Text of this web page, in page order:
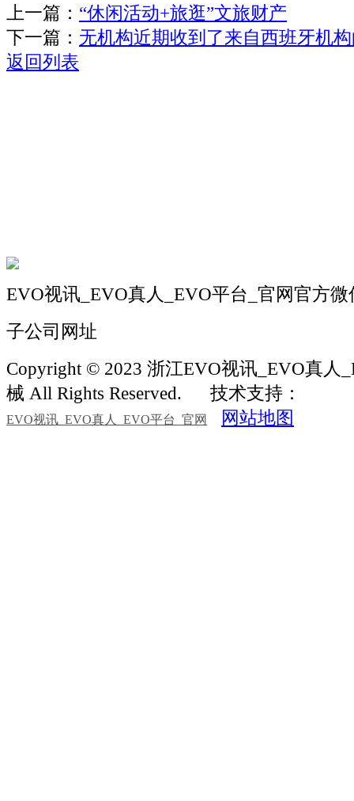
上一篇： “休闲活动+旅逛”文旅财产
下一篇： 无机构近期收到了来自西班牙机
返回列表
EVO视讯_EVO真人_EVO平台_官网官方微
子公司网址
Copyright © 2023 浙江EVO视讯_EVO真人
械 All Rights Reserved.
技术支持：
EVO视讯_EVO真人_EVO平台_官网 网站地图